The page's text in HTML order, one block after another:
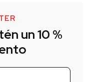
un 10 %